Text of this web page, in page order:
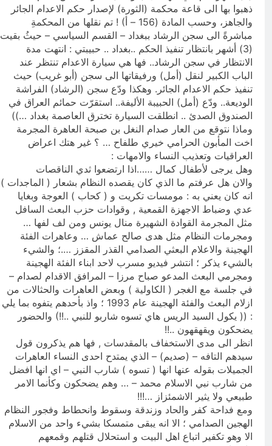
ذهبوا بها الى‏ قاعة محكمة (الثورة) لإصدار حكم الاعدام الجائر
والجاهز، وحسب المادة (156 – أ) ! تم نقلها من المحكمةِ
مباشرةً الى‏ سجن الرشاد ببغداد – القسم السياسي – حيثُ بقيت
(3) أشهر بانتظار تنفيذ الحكم ..بغداد .. حبيبتي‏ : انتهت مدة
الانتظار في سجن الرشاد.. فها هي سيارة الاعدام تنتظر عند
الباب الكبير لنقل (أمل) ورفيقاتها الى‏ سجن (أبو غريب) حيث
تنفيذ حكم الاعدام الجائر. وهكذا ودّع سجن (الرشاد) الفراشة
الوديعة.. ودّع (أمل) الحبيبة الأليفة.. استقرّت حمائم العراق في
الصندوق الصدئ .. انطلقت السيارة تخترق العاصمة بغداد …))
وماذا نتوقع من العار صدام النغل بن صبحة العاهرة المجرمة
اخت المأبون الحرامي خيري طلفاح … ؟ غير هتك اعراض
العراقيات وتعذيب النساء والامهات :
وهل يرجى لأطفال كمال ……اذا ارتضعوا ثدي الناقصات
والان هل عرفتم ما الذي كان يقصده النظام بشعار ( الماجدات )
انه كان يعني به : مومسات تكريت و ( كحاب ) العوجة وبغايا
عدي وضباط الاجهزة القمعية , وقوادات حزب البعث السافل
مثل المجرمة القوادة الشهيرة منال يونس ومن لف لفها …
ومجرمات النظام مثل هدى صالح عماش … وعاهرات الفئة
الهجينة والاعلام البعثي الصدامي القذر المقزز ….؛ والشيء
بالشيء يذكر ؛ انتشر فيديو مسرب لاحد ابناء الفئة الهجينة
ومجرمي البعث المدعو صباح مرزا – المرافق الاقدام لصدام –
في جلسة مع الغجر ( الكاولية ) وبعض العاهرات والحثالات من
ازلام البعث والفئة الهجينة عام 1993 ؛ واذ بأحدهم يتفوه بما يلي
: (( يكول السيد الريس هاي تسوه شاربو للنبي ..!!) والحضور
يضحكون ويقهقهون ..!!
انظر الى مدى الاستخفاف بالمقدسات , فها هم يذكرون قول
سيدهم التافه – (صديم) – الذي يمتدح احدى النساء العاهرات
الجميلات بقوله عنها انها ( تسوه ) شارب النبي – اي انها افضل
من شارب نبي الاسلام محمد – … وهم يضحكون وكأنما الامر
طبيعي ولا يثير الاشمئزاز …!!!
ومع فداحة كفر والحاد وزندقة وسقوط وانحطاط وفجور النظام
الهجين الصدامي ؛ الا انه يبقى متمسكا بشيء واحد من الاسلام
الا وهو تكفير اتباع اهل البيت و استحلال قتلهم وقمعهم